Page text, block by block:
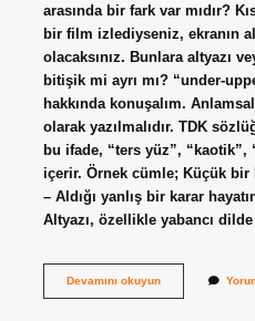
arasında bir fark var mıdır?
bir film izlediyseniz, ekranın
olacaksınız. Bunlara altyazı
bitişik mi ayrı mı? “under-
hakkında konuşalım.
olarak yazılmalıdır. TDK
bu ifade, “ters yüz”, “kaotik”,
içerir. Örnek cümle; Küçük bir
– Aldığı yanlış bir karar
Altyazı, özellikle yabancı
Devamını okuyunAltyazı